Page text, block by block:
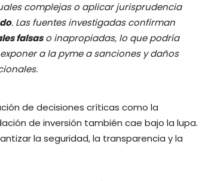
complejas o aplicar jurisprudencia
. Las fuentes investigadas confirman
falsaso inapropiadas, lo que podría
a la pyme a sanciones y daños
de decisiones críticas como la
de inversión también cae bajo la lupa.
la seguridad, la transparencia y la